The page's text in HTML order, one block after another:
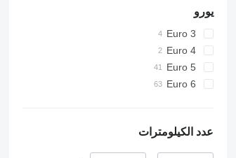
يورو
Euro 3
Euro 4
Euro 5
Euro 6
عدد الكيلومترات